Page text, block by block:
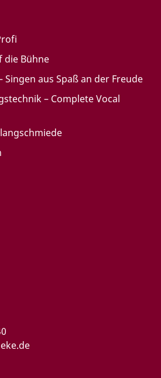
die Bühne
Singen aus Spaß an der Freude
– Complete Vocal